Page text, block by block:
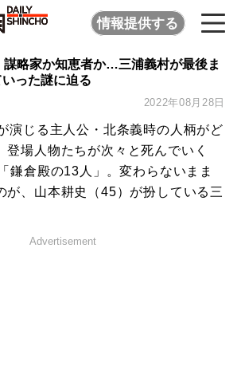
情報提供する
謀略家か知恵者か…三浦義村が最後ま
った謎に迫る
2022年08月28日
演じる主人公・北条義時の人柄がど
登場人物たちが次々と死んでいく
鎌倉殿の13人」。変わらないまま
が、山本耕史（45）が扮している三
Advertisement